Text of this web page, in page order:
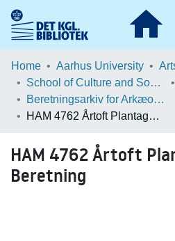
Communities & Collections
Statistics
Home Aarhus University
School of Culture and Society
Beretningsarkiv for Arkæologiske Undersøgelser
HAM 4762 Årtoft Plantage - Beretning
HAM 4762 Årtoft
Beretning